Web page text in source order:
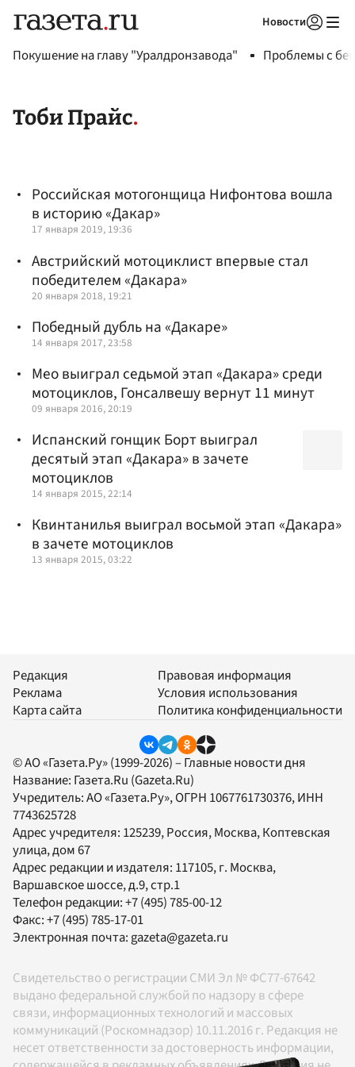
Новости
Покушение на главу "Уралдронзавода" Проблемы с
Тоби Прайс
Российская мотогонщица Нифонтова вошла
в историю «Дакар»
17 января 2019, 19:36
Австрийский мотоциклист впервые стал
победителем «Дакара»
20 января 2018, 19:21
Победный дубль на «Дакаре»
14 января 2017, 23:58
Мео выиграл седьмой этап «Дакара» среди
мотоциклов, Гонсалвешу вернут 11 минут
09 января 2016, 20:19
Испанский гонщик Борт выиграл
десятый этап «Дакара» в зачете
мотоциклов
14 января 2015, 22:14
Квинтанилья выиграл восьмой этап «Дакара»
в зачете мотоциклов
13 января 2015, 03:22
Редакция
Реклама
Карта сайта
Правовая информация
Условия использования
Политика конфиденциальности
© АО «Газета.Ру» (1999-2026) – Главные новости дня
Название: Газета.Ru (Gazeta.Ru)
Учредитель:АО «Газета.Ру», ОГРН 1067761730376, ИНН
7743625728
Адрес учредителя: 125239, Россия, Москва, Коптевская
улица, дом 67
Адрес редакции и издателя: 117105, г. Москва,
Варшавское шоссе, д.9, стр.1
Телефон редакции:+7 (495) 785-00-12
Факс:+7 (495) 785-17-01
Электронная почта:gazeta@gazeta.ru
Свидетельство о регистрации СМИ Эл № ФС77-67642
выдано федеральной службой по надзору в сфере
связи, информационных технологий и массовых
коммуникаций (Роскомнадзор) 10.11.2016 г. Редакция не
несет ответственности за достоверность информации,